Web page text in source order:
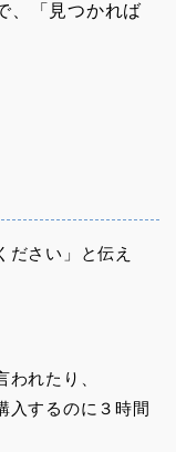
、「見つかれば
ださい」と伝え
われたり、
入するのに３時間